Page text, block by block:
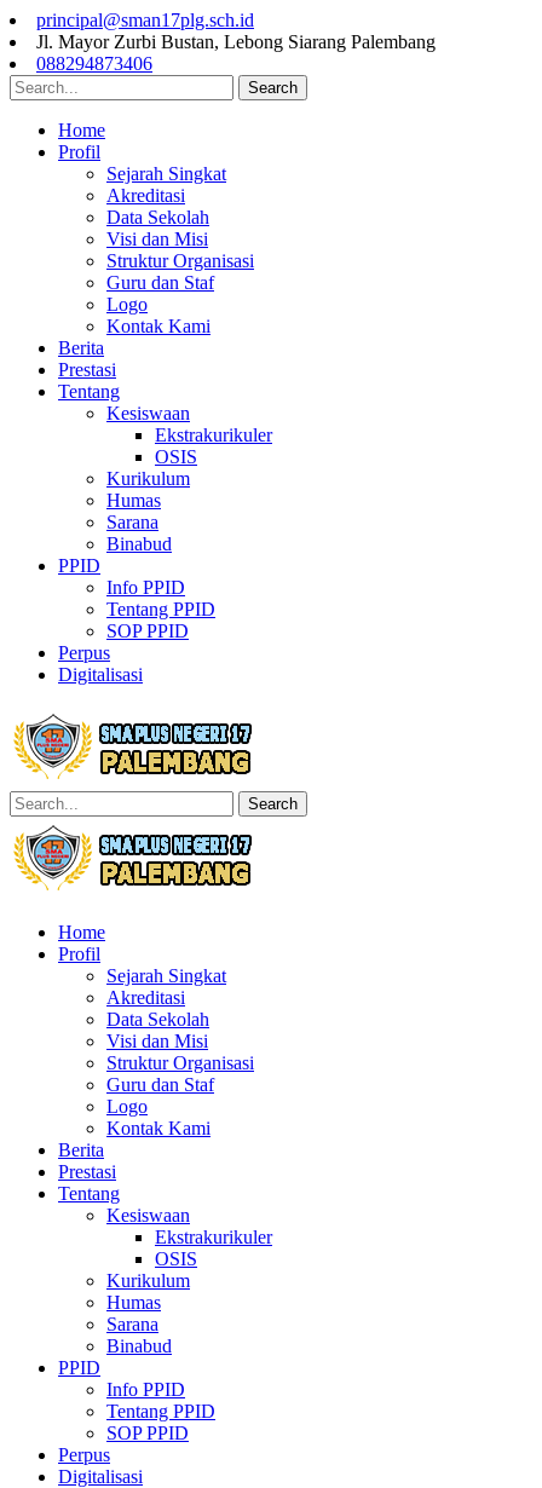
principal@sman17plg.sch.id
Jl. Mayor Zurbi Bustan, Lebong Siarang Palembang
088294873406
Search
Home
Profil
Sejarah Singkat
Akreditasi
Data Sekolah
Visi dan Misi
Struktur Organisasi
Guru dan Staf
Logo
Kontak Kami
Berita
Prestasi
Tentang
Kesiswaan
Ekstrakurikuler
OSIS
Kurikulum
Humas
Sarana
Binabud
PPID
Info PPID
Tentang PPID
SOP PPID
Perpus
Digitalisasi
Search
Home
Profil
Sejarah Singkat
Akreditasi
Data Sekolah
Visi dan Misi
Struktur Organisasi
Guru dan Staf
Logo
Kontak Kami
Berita
Prestasi
Tentang
Kesiswaan
Ekstrakurikuler
OSIS
Kurikulum
Humas
Sarana
Binabud
PPID
Info PPID
Tentang PPID
SOP PPID
Perpus
Digitalisasi